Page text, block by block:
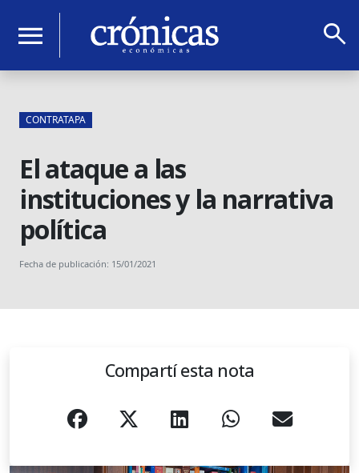
menu search
CONTRATAPA
El ataque a las
instituciones y la narrativa
política
Fecha de publicación: 15/01/2021
Compartí esta nota